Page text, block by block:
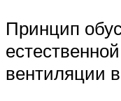
Принцип
вентиляции